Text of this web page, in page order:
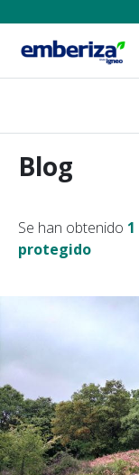
Blog
Se han obtenido 1
protegido